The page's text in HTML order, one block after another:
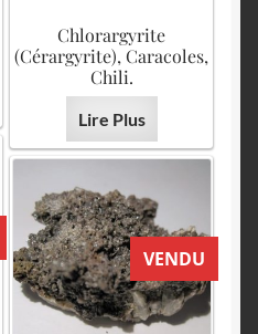
Chlorargyrite
(Cérargyrite), Caracoles,
Chili.
Lire Plus
VENDU